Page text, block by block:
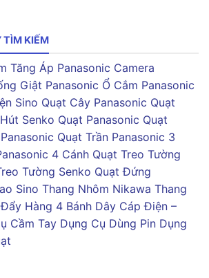
TÌM KIẾM
Tăng Áp Panasonic Camera
Giật Panasonic Ổ Cắm Panasonic
Sino Quạt Cây Panasonic Quạt
Senko Quạt Panasonic Quạt
Quạt Trần Panasonic 3
4 Cánh Quạt Treo Tường
Tường Senko Quạt Đứng
Sino Thang Nhôm Nikawa Thang
Hàng 4 Bánh Dây Cáp Điện –
Cầm Tay Dụng Cụ Dùng Pin Dụng